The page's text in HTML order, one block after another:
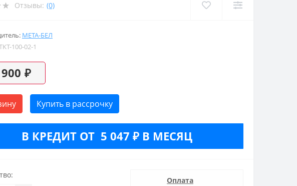
Отзывы: (0)
МЕТА-БЕЛ
100-02-1
₽
Купить в рассрочку
В КРЕДИТ ОТ 5 047 ₽ В МЕСЯЦ
Оплата